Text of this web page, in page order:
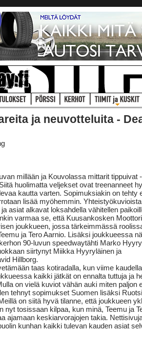
ja neuvotteluita -
millään ja Kouvolassa mittarit tippuivat
huolimatta veljekset ovat treenanneet
kautta varten. Sopimuksiakin on tehty
lisää myöhemmin.
asiat alkavat loksahdella vähitellen
varmaa se, että Kuusankosken
joukkueen, jossa tärkeimmässä
ja Tero Aarnio. Lisäksi joukkueessa
90-luvun speedwaytähti Marko
siirtynyt Miikka Hyyryläinen ja
Hillborg.
taas kotiradalla, kun viime
kaikki jätkät on ennalta tuttuja ja
on vielä kuviot vähän auki miten paljon
tehnyt sopimukset Suomen lisäksi
on siitä hyvä tilanne, että joukkueen
nyt tosissaan kilpaa, kun minä, Teemu ja
ajamaan keskiarvorajojen takia.
kunhan kaikki tulevan kauden asiat